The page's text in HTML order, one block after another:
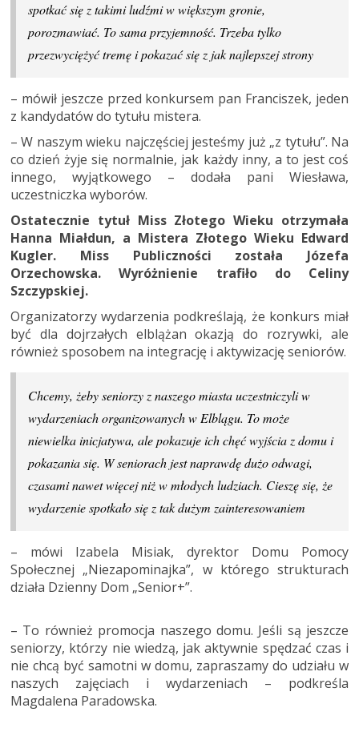
spotkać się z takimi ludźmi w większym gronie,
porozmawiać. To sama przyjemność. Trzeba tylko
przezwyciężyć tremę i pokazać się z jak najlepszej strony
– mówił jeszcze przed konkursem pan Franciszek, jeden
z kandydatów do tytułu mistera.
– W naszym wieku najczęściej jesteśmy już „z tytułu”. Na
co dzień żyje się normalnie, jak każdy inny, a to jest coś
innego, wyjątkowego – dodała pani Wiesława,
uczestniczka wyborów.
Ostatecznie tytuł Miss Złotego Wieku otrzymała
Hanna Miałdun, a Mistera Złotego Wieku Edward
Kugler. Miss Publiczności została Józefa
Orzechowska. Wyróżnienie trafiło do Celiny
Szczypskiej.
Organizatorzy wydarzenia podkreślają, że konkurs miał
być dla dojrzałych elblążan okazją do rozrywki, ale
również sposobem na integrację i aktywizację seniorów.
Chcemy, żeby seniorzy z naszego miasta uczestniczyli w
wydarzeniach organizowanych w Elblągu. To może
niewielka inicjatywa, ale pokazuje ich chęć wyjścia z domu i
pokazania się. W seniorach jest naprawdę dużo odwagi,
czasami nawet więcej niż w młodych ludziach. Cieszę się, że
wydarzenie spotkało się z tak dużym zainteresowaniem
– mówi Izabela Misiak, dyrektor Domu Pomocy
Społecznej „Niezapominajka”, w którego strukturach
działa Dzienny Dom „Senior+”.
– To również promocja naszego domu. Jeśli są jeszcze
seniorzy, którzy nie wiedzą, jak aktywnie spędzać czas i
nie chcą być samotni w domu, zapraszamy do udziału w
naszych zajęciach i wydarzeniach – podkreśla
Magdalena Paradowska.